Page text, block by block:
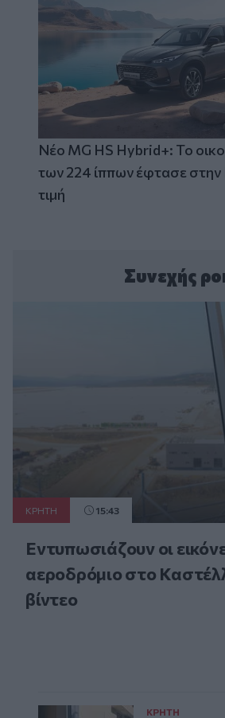
Νέο MG HS Hybrid+: Το
των 224 ίππων έφτασε στην
τιμή
Συνεχής
ΚΡΗΤΗ 15:43
Εντυπωσιάζουν οι
αεροδρόμιο στο
βίντεο
ΚΡΗΤΗ